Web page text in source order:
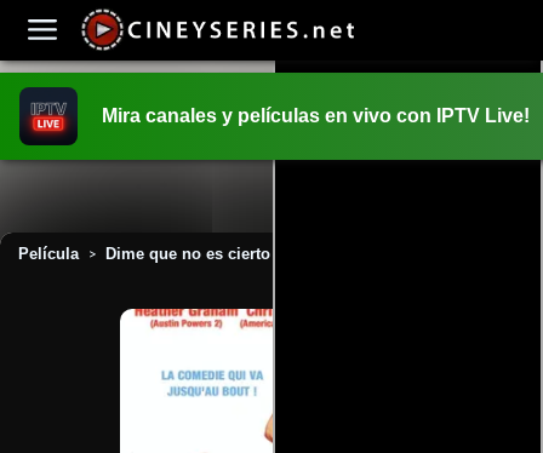
Mira canales y películas en vivo con IPTV Live!
Película > Dime que no es cierto (2001)